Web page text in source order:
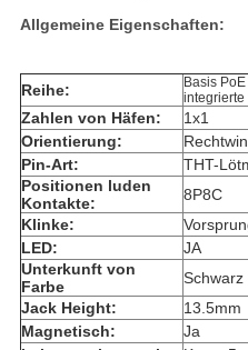
Allgemeine Eigenschaften:
Reihe:
Basis
integrierte
Zahlen von Häfen:
1x1
Orientierung:
Pin-Art:
THT-
Positionen luden
Kontakte:
8P8C
Klinke:
LED:
JA
Unterkunft von
Farbe
Schwarz
Jack Height:
13.5mm
Magnetisch:
Ja